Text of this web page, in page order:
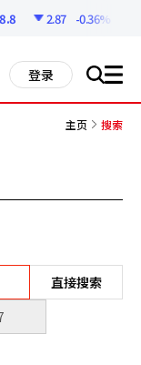
2.87 -0.36%
登录 搜 all
主页 搜索
直接搜索